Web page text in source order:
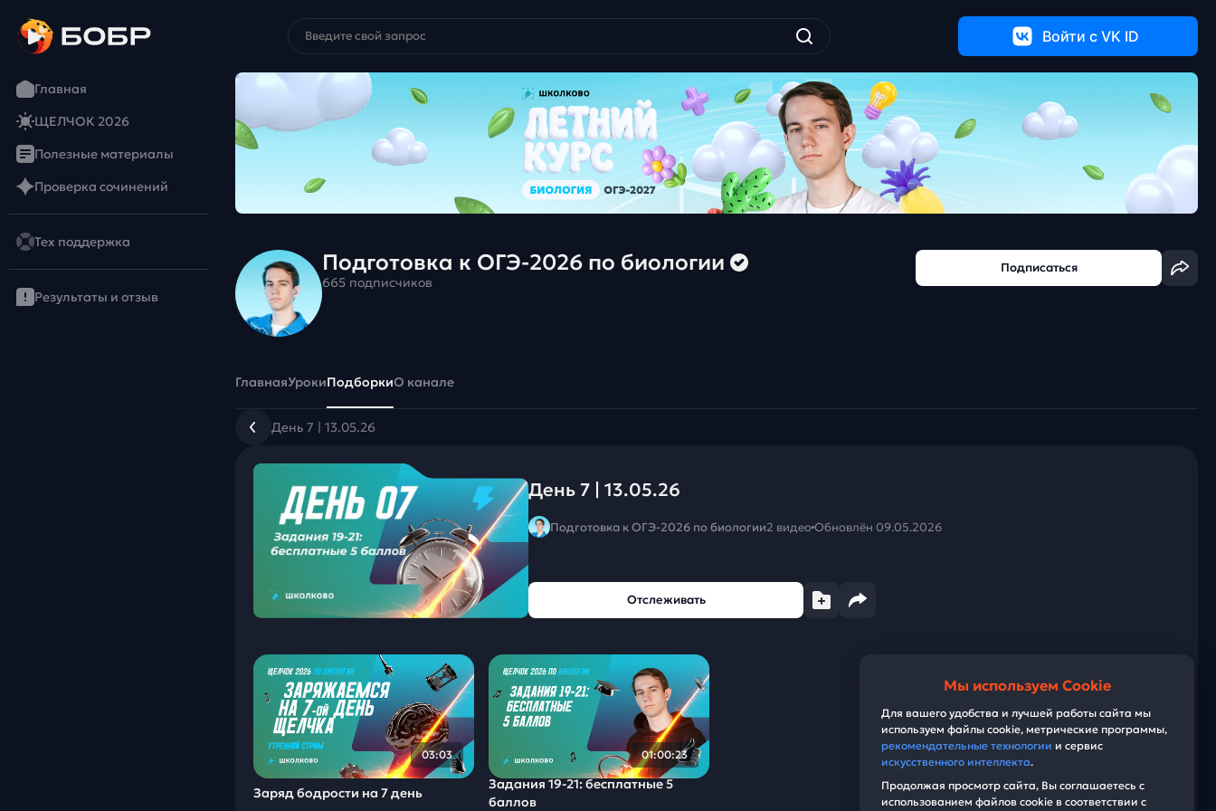
Войти c VK ID
Главная
ЩЕЛЧОК 2026
Полезные материалы
Проверка сочинений
Тех поддержка
Результаты и отзыв
Подготовка к ОГЭ-2026 по биологии
665 подписчиков
ГлавнаяУрокиПодборкиО канале
День 7 | 13.05.26
День 7 | 13.05.26
Подготовка к ОГЭ-2026 по биологии2 видеоОбновлён 09.05.2026
Отслеживать
03:03
Заряд бодрости на 7 день
01:00:23
Задания 19-21: бесплатные 5
баллов
Мы используем Cookie
Для вашего удобства и лучшей работы сайта мы
используем файлы cookie, метрические программы,
рекомендательные технологии и сервис
искусственного интеллекта.
Продолжая просмотр сайта, Вы соглашаетесь с
использованием файлов cookie в соответствии с